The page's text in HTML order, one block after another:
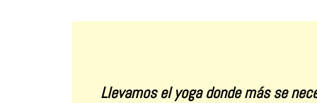
Llevamos el yoga donde más se